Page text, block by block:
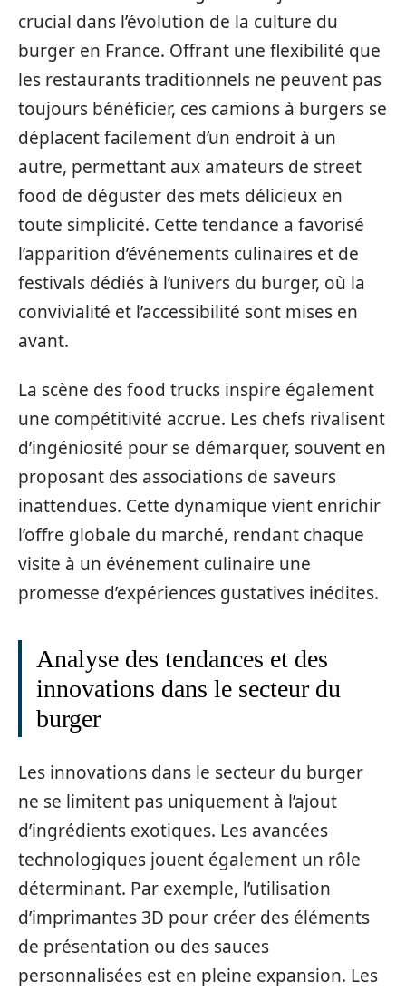
crucial dans l’évolution de la culture du
burger en France. Offrant une flexibilité que
les restaurants traditionnels ne peuvent pas
toujours bénéficier, ces camions à burgers se
déplacent facilement d’un endroit à un
autre, permettant aux amateurs de street
food de déguster des mets délicieux en
toute simplicité. Cette tendance a favorisé
l’apparition d’événements culinaires et de
festivals dédiés à l’univers du burger, où la
convivialité et l’accessibilité sont mises en
avant.
La scène des food trucks inspire également
une compétitivité accrue. Les chefs rivalisent
d’ingéniosité pour se démarquer, souvent en
proposant des associations de saveurs
inattendues. Cette dynamique vient enrichir
l’offre globale du marché, rendant chaque
visite à un événement culinaire une
promesse d’expériences gustatives inédites.
Analyse des tendances et des
innovations dans le secteur du
burger
Les innovations dans le secteur du burger
ne se limitent pas uniquement à l’ajout
d’ingrédients exotiques. Les avancées
technologiques jouent également un rôle
déterminant. Par exemple, l’utilisation
d’imprimantes 3D pour créer des éléments
de présentation ou des sauces
personnalisées est en pleine expansion. Les